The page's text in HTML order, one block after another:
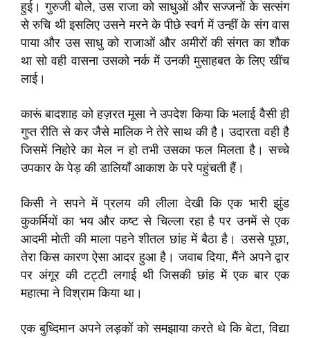
हुई। गुरुजी बोले, उस राजा को साधुओं और सज्जनों के सत्संग
से रुचि थी इसलिए उसने मरने के पीछे स्वर्ग में उन्हीं के संग वास
पाया और उस साधु को राजाओं और अमीरों की संगत का शौक
था सो वही वासना उसको नर्क में उनकी मुसाहबत के लिए खींच
लाई।
कारूं बादशाह को हज़रत मूसा ने उपदेश किया कि भलाई वैसी ही
गुप्त रीति से कर जैसे मालिक ने तेरे साथ की है। उदारता वही है
जिसमें निहोरे का मेल न हो तभी उसका फल मिलता है। सच्चे
उपकार के पेड़ की डालियॉं आकाश के परे पहुंचती हैं।
किसी ने सपने में प्रलय की लीला देखी कि एक भारी झुंड
कुकर्मियों का भय और कष्ट से चिल्ला रहा है पर उनमें से एक
आदमी मोती की माला पहने शीतल छांह में बैठा है। उससे पूछा,
तेरा किस कारण ऐसा आदर हुआ है। जवाब दिया, मैंने अपने द्वार
पर अंगूर की टट्टी लगाई थी जिसकी छांह में एक बार एक
महात्मा ने विश्राम किया था।
एक बुध्दिमान अपने लड़कों को समझाया करते थे कि बेटा, विद्या